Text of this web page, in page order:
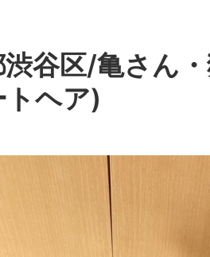
谷区/亀さん
トヘア)